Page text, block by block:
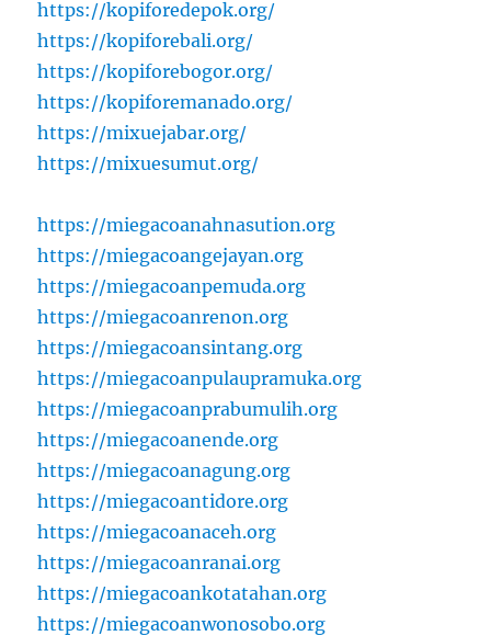
https://kopiforedepok.org/
https://kopiforebali.org/
https://kopiforebogor.org/
https://kopiforemanado.org/
https://mixuejabar.org/
https://mixuesumut.org/
https://miegacoanahnasution.org
https://miegacoangejayan.org
https://miegacoanpemuda.org
https://miegacoanrenon.org
https://miegacoansintang.org
https://miegacoanpulaupramuka.org
https://miegacoanprabumulih.org
https://miegacoanende.org
https://miegacoanagung.org
https://miegacoantidore.org
https://miegacoanaceh.org
https://miegacoanranai.org
https://miegacoankotatahan.org
https://miegacoanwonosobo.org